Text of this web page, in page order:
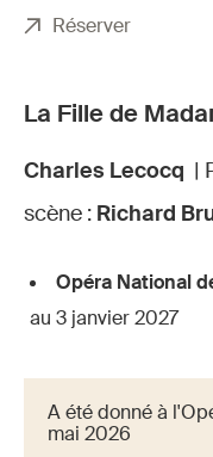
Réserver
La Fille de
Charles Lecocq |
scène : Richard
Opéra National
au 3 janvier 2027
A été donné à
mai 2026